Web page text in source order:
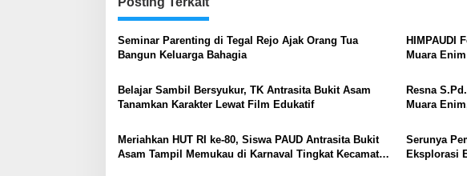
Seminar Parenting di Tegal Rejo Ajak Orang Tua
Bangun Keluarga Bahagia
HIMPAUDI
Muara
Belajar Sambil Bersyukur, TK Antrasita Bukit Asam
Tanamkan Karakter Lewat Film Edukatif
Resna
Muara
Meriahkan HUT RI ke-80, Siswa PAUD Antrasita Bukit
Asam Tampil Memukau di Karnaval Tingkat Kecamatan
Serunya
Eksplorasi